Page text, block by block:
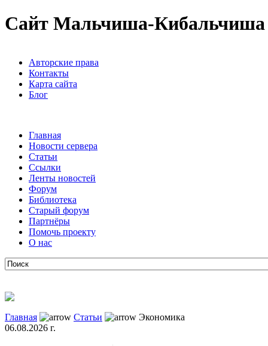
Сайт Мальчиша-Кибальчиша
Авторские права
Контакты
Карта сайта
Блог
Главная
Новости сервера
Статьи
Ссылки
Ленты новостей
Форум
Библиотека
Старый форум
Партнёры
Помочь проекту
О нас
Главная Статьи
Экономика
06.08.2026 г.